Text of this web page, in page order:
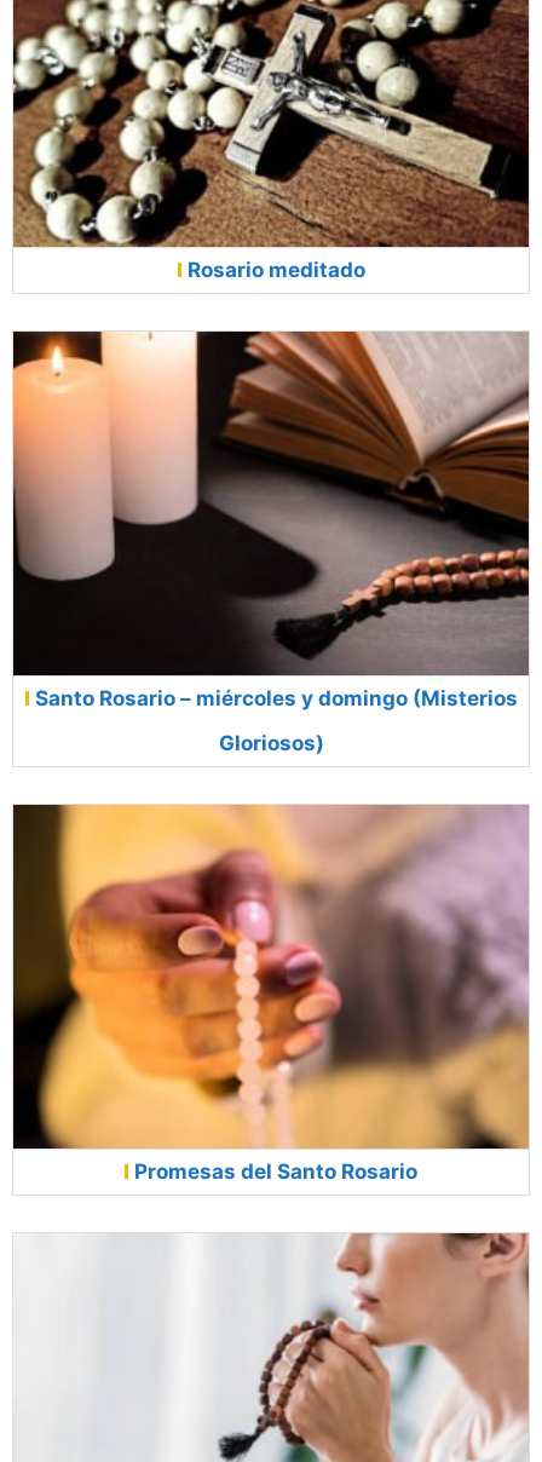
Rosario meditado
Santo Rosario – miércoles y domingo (Misterios
Gloriosos)
Promesas del Santo Rosario